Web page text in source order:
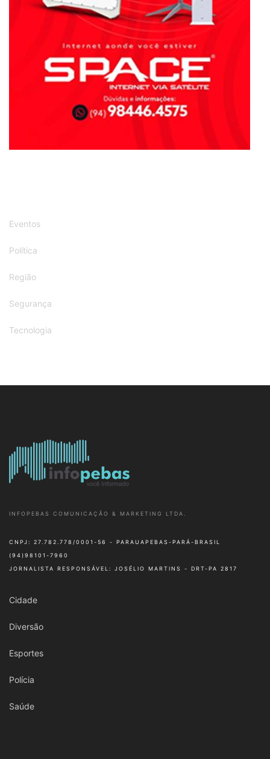
Eventos
Política
Região
Segurança
Tecnologia
INFOPEBAS COMUNICAÇÃO & MARKETING LTDA.
CNPJ: 27.782.778/0001-56 - PARAUAPEBAS-PARÁ-BRASIL
(94)98101-7960
JORNALISTA RESPONSÁVEL: JOSÉLIO MARTINS - DRT-PA 2817
Cidade
Diversão
Esportes
Polícia
Saúde